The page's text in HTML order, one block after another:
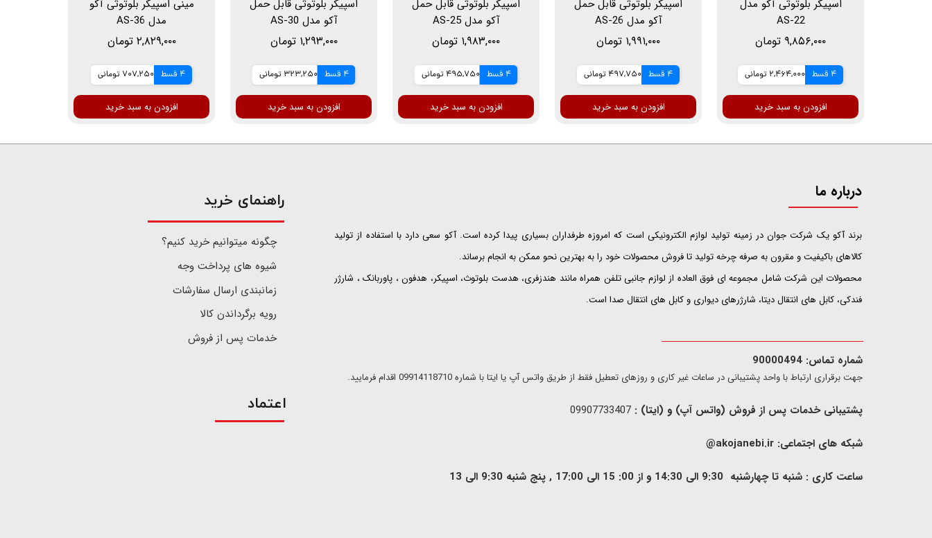
اسپیکر بلوتوثی آکو مدل
AS-22
۹,۸۵۶,۰۰۰ تومان
4 قسط 2,464,000 تومانی
افزودن به سبد خرید
اسپیکر بلوتوثی قابل حمل
آکو مدل AS-26
۱,۹۹۱,۰۰۰ تومان
4 قسط 497,750 تومانی
افزودن به سبد خرید
اسپیکر بلوتوثی قابل حمل
آکو مدل AS-25
۱,۹۸۳,۰۰۰ تومان
4 قسط 495,750 تومانی
افزودن به سبد خرید
اسپیکر بلوتوثی قابل حمل
آکو مدل AS-30
۱,۲۹۳,۰۰۰ تومان
4 قسط 323,250 تومانی
افزودن به سبد خرید
مینی اسپیکر بلوتوثی آکو
مدل AS-36
۲,۸۲۹,۰۰۰ تومان
4 قسط 707,250 تومانی
افزودن به سبد خرید
درباره ما
​​​​​​​برند آکو یک شرکت جوان در زمینه تولید لوازم الکترونیکی است که امروزه طرفداران بسیاری پیدا کرده است. آکو سعی دارد با استفاده از تولید
کالاهای باکیفیت و مقرون به صرفه چرخه تولید تا فروش محصولات خود را به بهترین نحو ممکن به انجام برساند.
محصولات این شرکت شامل مجموعه ای فوق العاده از لوازم جانبی تلفن همراه مانند هندزفری، هدست بلوتوث، اسپیکر، هدفون ، پاوربانک ، شارژر
فندکی، کابل های انتقال دیتا، شارژرهای دیواری و کابل های انتقال صدا است.
شماره تماس: 90000494
​​جهت برقراری ارتباط با واحد پشتیبانی در ساعات غیر کاری و روزهای تعطیل فقط از طریق واتس آپ یا ایتا با شماره 09914118710 اقدام فرمایید.
پشتیبانی خدمات پس از فروش (واتس آپ) و (ایتا) :
شبکه های اجتماعی: akojanebi.ir@
ساعت کاری : شنبه تا چهارشنبه 9:30 الی 14:30 و از 00: 15 الی 17:00 , پنج شنبه 9:30 الی 13
​راهنمای خرید
چگونه میتوانیم خرید کنیم؟
شیوه های پرداخت وجه
زمانبندی ارسال سفارشات
رویه برگرداندن کالا
خدمات پس از فروش
اعتماد